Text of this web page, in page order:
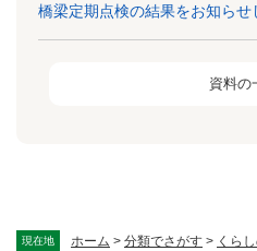
現在地 ホーム > 分類でさがす > くら
橋梁定期点検の結果をお知らせ
資料の